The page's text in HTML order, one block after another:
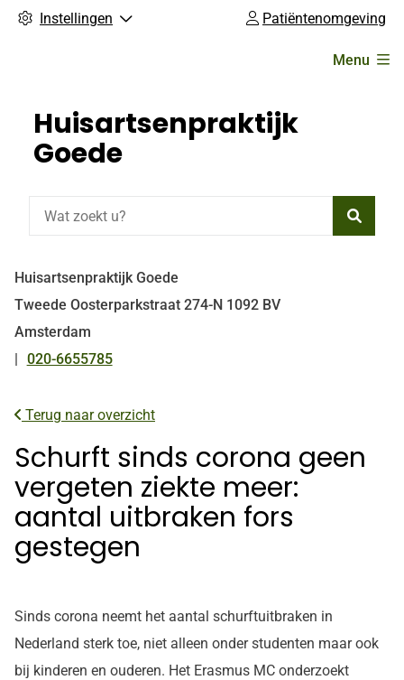
Instellingen Patiëntenomgeving
Menu
Huisartsenpraktijk
Goede
Huisartsenpraktijk Goede
Tweede Oosterparkstraat 274-N 1092 BV
Amsterdam
Tel:
020-6655785
Terug naar overzicht
Schurft sinds corona geen
vergeten ziekte meer:
aantal uitbraken fors
gestegen
Sinds corona neemt het aantal schurftuitbraken in
Nederland sterk toe, niet alleen onder studenten maar ook
bij kinderen en ouderen. Het Erasmus MC onderzoekt